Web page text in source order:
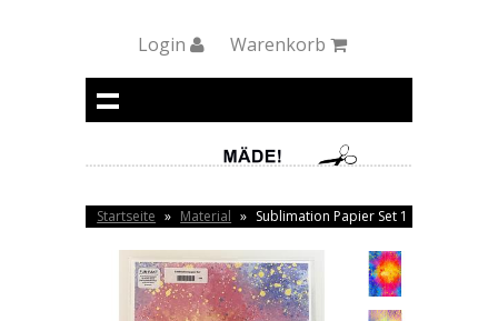
Login Warenkorb
Startseite » Material » Sublimation Papier Set 1